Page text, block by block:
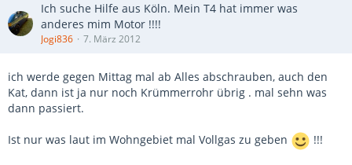
Ich suche Hilfe aus Köln. Mein T4 hat immer was
anderes mim Motor !!!!
Jogi836 7. März 2012
ich werde gegen Mittag mal ab Alles abschrauben, auch den
Kat, dann ist ja nur noch Krümmerrohr übrig . mal sehn was
dann passiert.
Ist nur was laut im Wohngebiet mal Vollgas zu geben !!!